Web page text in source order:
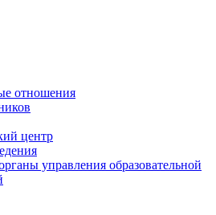
отношения
центр
управления образовательной